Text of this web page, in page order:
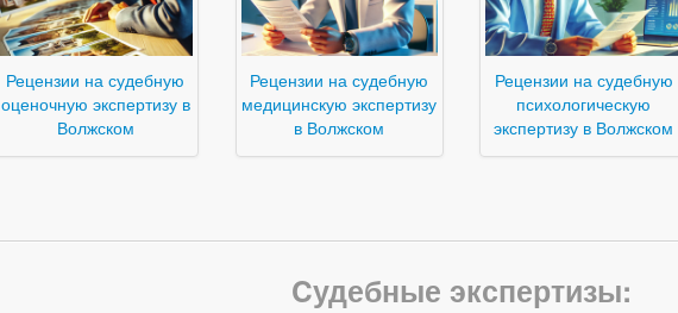
Рецензии на судебную
оценочную экспертизу в
Волжском
Рецензии на судебную
медицинскую экспертизу
в Волжском
Рецензии на судебную
психологическую
экспертизу в Волжском
Cудебные экспертизы: